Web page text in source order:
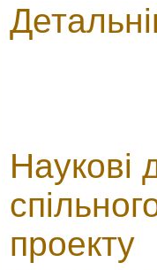
Наукові
проекту